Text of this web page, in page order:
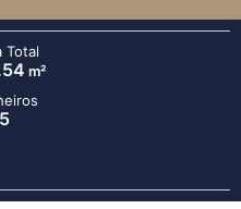
Total
m²
5